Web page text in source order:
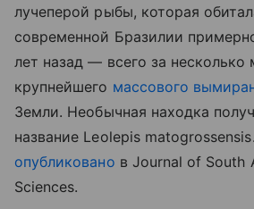
лучеперой рыбы, которая
современной Бразилии
лет назад — всего за несколько
крупнейшего массового
Земли. Необычная находка
название Leolepis
опубликовано в Journal of South
Sciences.